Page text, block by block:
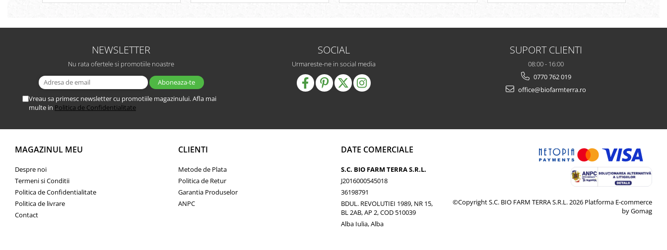
NEWSLETTER
Nu rata ofertele si promotiile noastre
Vreau sa primesc newsletter cu promotiile magazinului. Afla mai
multe in Politica de Confidentialitate
SOCIAL
Urmareste-ne in social media
SUPORT CLIENTI
08:00 - 16:00
0770 762 019
office@biofarmterra.ro
MAGAZINUL MEU
Despre noi
Termeni si Conditii
Politica de Confidentialitate
Politica de livrare
Contact
CLIENTI
Metode de Plata
Politica de Retur
Garantia Produselor
ANPC
DATE COMERCIALE
S.C. BIO FARM TERRA S.R.L.
J2016000545018
36198791
BDUL. REVOLUTIEI 1989, NR 15,
BL 2AB, AP 2, COD 510039
Alba Iulia, Alba
©Copyright S.C. BIO FARM TERRA S.R.L. 2026 Platforma E-commerce
by Gomag